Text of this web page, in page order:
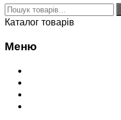
Шукати:
Каталог товарів
Меню
Переглянути